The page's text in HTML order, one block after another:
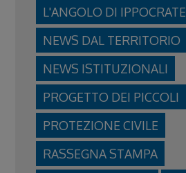
L'ANGOLO DI IPPOCRATE
NEWS DAL TERRITORIO
NEWS ISTITUZIONALI
PROGETTO DEI PICCOLI
PROTEZIONE CIVILE
RASSEGNA STAMPA